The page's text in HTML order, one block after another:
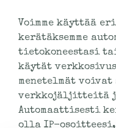
Voimme käyttää
kerätäksemme
tietokoneestasi
käytät
menetelmät
verkkojäljitteitä
Automaattisesti
olla IP-